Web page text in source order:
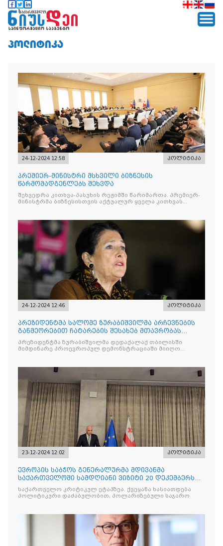
ᲞᲝᲚᲘᲢᲘᲙᲐ
24-12-2024 12:58 პოლიტიკა
პრემიერ-მინისტრი მსხვილი ბიზნესის
წარმომადგენლებს შეხვდა
შეხვედრა კითხვა-პასუხის რეჟიმში წარიმართა. პრემიერ-
მინისტრმა ბიზნესისთვის აქტუალურ ყველა კითხვას
24-12-2024 12:46 პოლიტიკა
პრეზიდენტმა სალომე ზურაბიშვილმა არჩევნების
განმეორებით ჩატარების შესახებ მთავრობას
დიალოგისკენ მოუწოდა
პრეზიდენტმა ზურაბიშვილმა დედაქალაქ თბილისში
მიმდინარე პროევროპულ დემონსტრაციაში მიიღო
23-12-2024 12:02 პოლიტიკა
ევროპის საბჭოს გენერალურმა მდივანმა
საქართველოში სამდღიანი ვიზიტი 20 დეკემბერს
გამართული პრესკონფერენციით დაასრულა
საქართველო კრიტიკულ ეტაპზეა. ქვეყანა ხასიათდება
პოლიტიკური დაძაბულობით, პოლარიზებული საჯარო